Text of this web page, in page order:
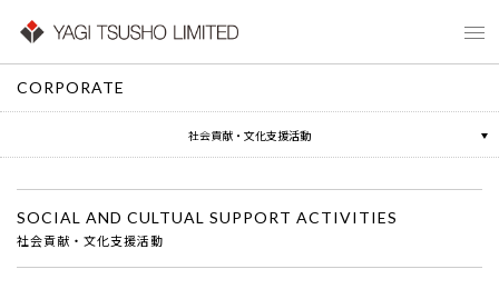
CORPORATE
代表挨拶
社会貢献・文化支援活動
SOCIAL AND CULTUAL SUPPORT ACTIVITIES
社会貢献・文化支援活動